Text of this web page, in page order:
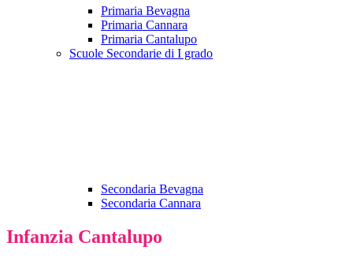
Primaria Bevagna
Primaria Cannara
Primaria Cantalupo
Scuole Secondarie di I grado
Secondaria Bevagna
Secondaria Cannara
Infanzia Cantalupo